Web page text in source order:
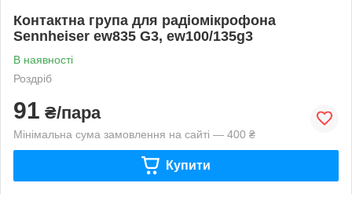
Контактна група для радіомікрофона
Sennheiser ew835 G3, ew100/135g3
В наявності
Роздріб
91 ₴/пара
Мінімальна сума замовлення на сайті — 400 ₴
Купити